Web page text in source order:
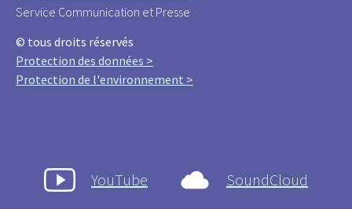
Service Communication et Presse
© tous droits réservés
Protection des données >
Protection de l'environnement >
YouTube SoundCloud